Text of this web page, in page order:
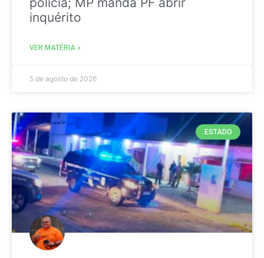
inquérito
VER MATÉRIA »
5 de agosto de 2026
ESTADO